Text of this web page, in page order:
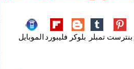
بنترست تمبلر بلوكر فليبورد الموبايل